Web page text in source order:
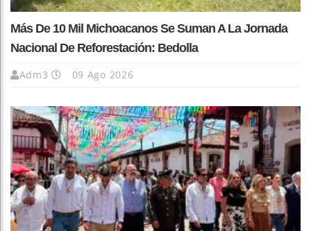
Más De 10 Mil Michoacanos Se Suman A La Jornada
Nacional De Reforestación: Bedolla
Adm3 09 Ago 2026